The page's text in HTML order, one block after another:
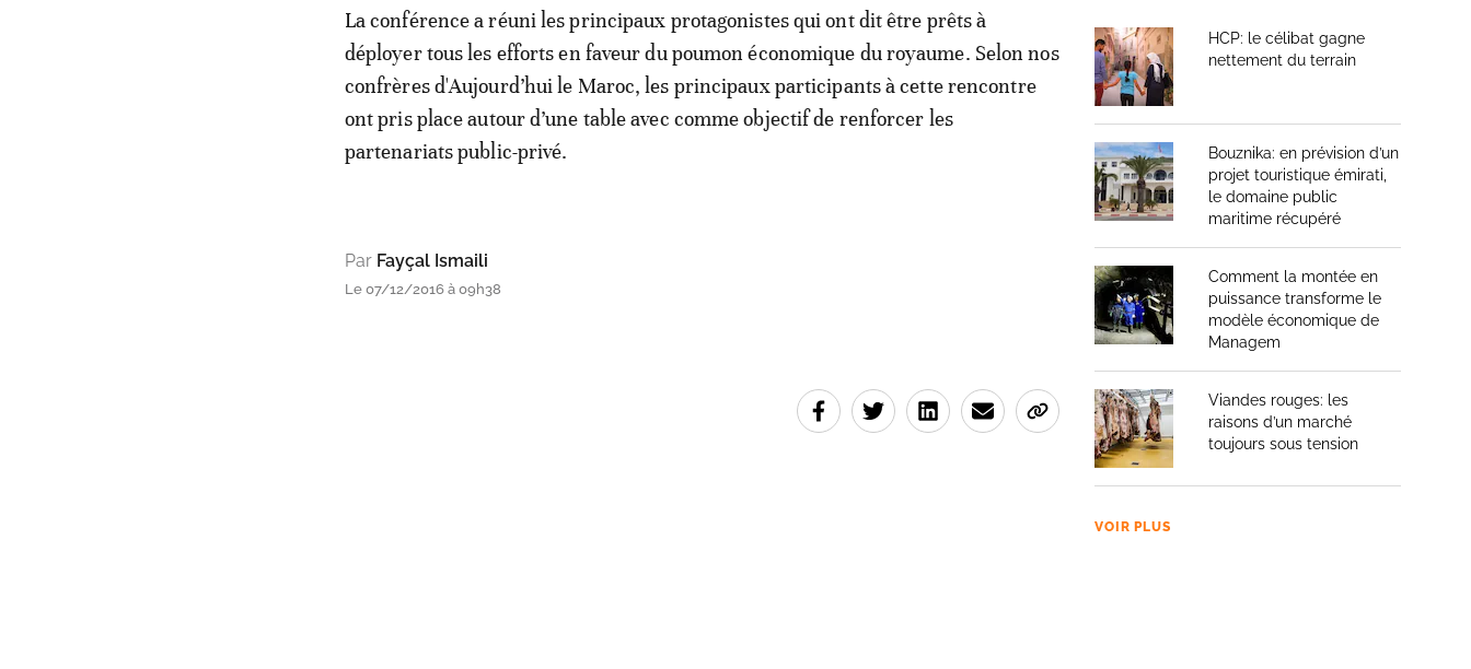
La conférence a réuni les principaux protagonistes qui ont dit être prêts à
déployer tous les efforts en faveur du poumon économique du royaume. Selon nos
confrères d'Aujourd’hui le Maroc, les principaux participants à cette rencontre
ont pris place autour d’une table avec comme objectif de renforcer les
partenariats public-privé.
Par Fayçal Ismaili
Le 07/12/2016 à 09h38
HCP: le célibat gagne
nettement du terrain
Bouznika: en prévision d’un
projet touristique émirati,
le domaine public
maritime récupéré
Comment la montée en
puissance transforme le
modèle économique de
Managem
Viandes rouges: les
raisons d’un marché
toujours sous tension
VOIR PLUS